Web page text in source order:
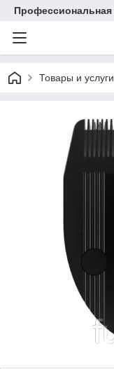
Профессиональная
Товары и услуги